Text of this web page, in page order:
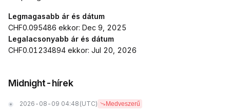
Legmagasabb ár és dátum
CHF0.095486 ekkor: Dec 9, 2025
Legalacsonyabb ár és dátum
CHF0.01234894 ekkor: Jul 20, 2026
Midnight-hírek
2026-08-09 04:48 (UTC) Medveszerű